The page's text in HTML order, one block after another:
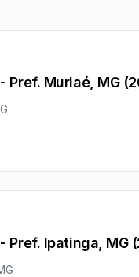
Pref. Muriaé, MG
Pref. Ipatinga, MG